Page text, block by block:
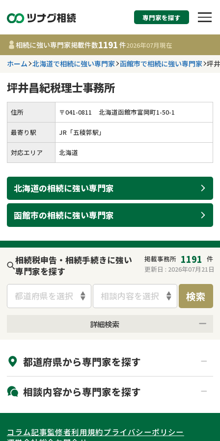
相続税申告・相続手
す
事務所 1191
遺言書作成・遺言執行
相続登記
遺留分侵害額請求
贈与税
相続人調査
不動産評価(相続不動
産)
費用相場
コラム
相続手続き
不動産の相続
相続登記
調査・アンケート
専門家を探す
相続に強い専門家掲載件数1191 件2026年07月現在
ホーム 北海道で相続に強い専門家 函館市で相続に強い専門家 坪
坪井昌紀税理士事務所
住所 〒041-0811 北海道函館市富岡町1-50-1
最寄り駅 JR「五稜郭駅」
対応エリア 北海道
北海道の相続に強い専門家
函館市の相続に強い専門家
相続税申告・相続手続きに強い
専門家を探す
掲載事務所 1191 件
更新日 : 2026年07月21日
都道府県を選択 相談内容を選択 検索
詳細検索
初回相談無料
土日祝の相談可能
都道府県から専門家を探す
北海道・東北
北海道 青森県
関東
相談内容から専門家を探す
相続登記
遺産分割
コラム記事監修者利用規約プライバシーポリシー